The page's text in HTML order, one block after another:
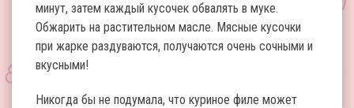
минут, затем каждый кусочек обвалять в муке.
Обжарить на растительном масле. Мясные кусочки
при жарке раздуваются, получаются очень сочными и
вкусными!
Никогда бы не подумала, что куриное филе может